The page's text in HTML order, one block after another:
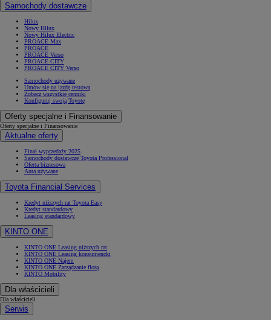
Samochody dostawcze
Hilux
Nowy Hilux
Nowy Hilux Electric
PROACE Max
PROACE
PROACE Verso
PROACE CITY
PROACE CITY Verso
Samochody używane
Umów się na jazdę testową
Zobacz wszystkie cenniki
Konfiguruj swoją Toyotę
Oferty specjalne i Finansowanie
Oferty specjalne i Finansowanie
Aktualne oferty
Finał wyprzedaży 2025
Samochody dostawcze Toyota Professional
Oferta biznesowa
Auta używane
Toyota Financial Services
Kredyt niższych rat Toyota Easy
Kredyt standardowy
Leasing standardowy
KINTO ONE
KINTO ONE Leasing niższych rat
KINTO ONE Leasing konsumencki
KINTO ONE Najem
KINTO ONE Zarządzanie flotą
KINTO Mobility
Dla właścicieli
Dla właścicieli
Serwis